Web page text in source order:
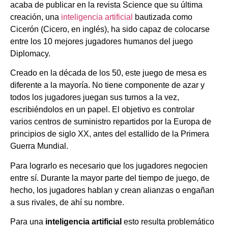
acaba de publicar en la revista Science que su última
creación, una inteligencia artificial
bautizada como
Cicerón (Cicero, en inglés), ha sido capaz de colocarse
entre los 10 mejores jugadores humanos del juego
Diplomacy.
Creado en la década de los 50, este juego de mesa es
diferente a la mayoría. No tiene componente de azar y
todos los jugadores juegan sus turnos a la vez,
escribiéndolos en un papel. El objetivo es controlar
varios centros de suministro repartidos por la Europa de
principios de siglo XX, antes del estallido de la Primera
Guerra Mundial.
Para lograrlo es necesario que los jugadores negocien
entre sí. Durante la mayor parte del tiempo de juego, de
hecho, los jugadores hablan y crean alianzas o engañan
a sus rivales, de ahí su nombre.
Para una inteligencia artificial esto resulta problemático